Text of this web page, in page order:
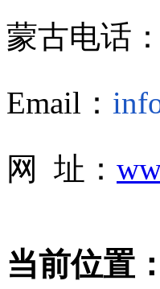
蒙古电话
Email：
网 址：
当前位置：